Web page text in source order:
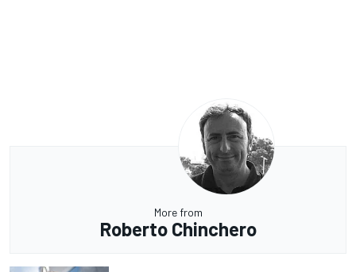
More from
Roberto Chinchero